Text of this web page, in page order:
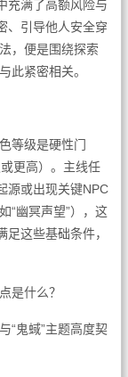
充满了高额风险与
、引导他人安全穿
，便是围绕探索
此紧密相关。
等级是硬性门
更高）。主线任
源或出现关键NPC
“幽冥声望”），这
这些基础条件，
是什么？
“鬼蜮”主题高度契